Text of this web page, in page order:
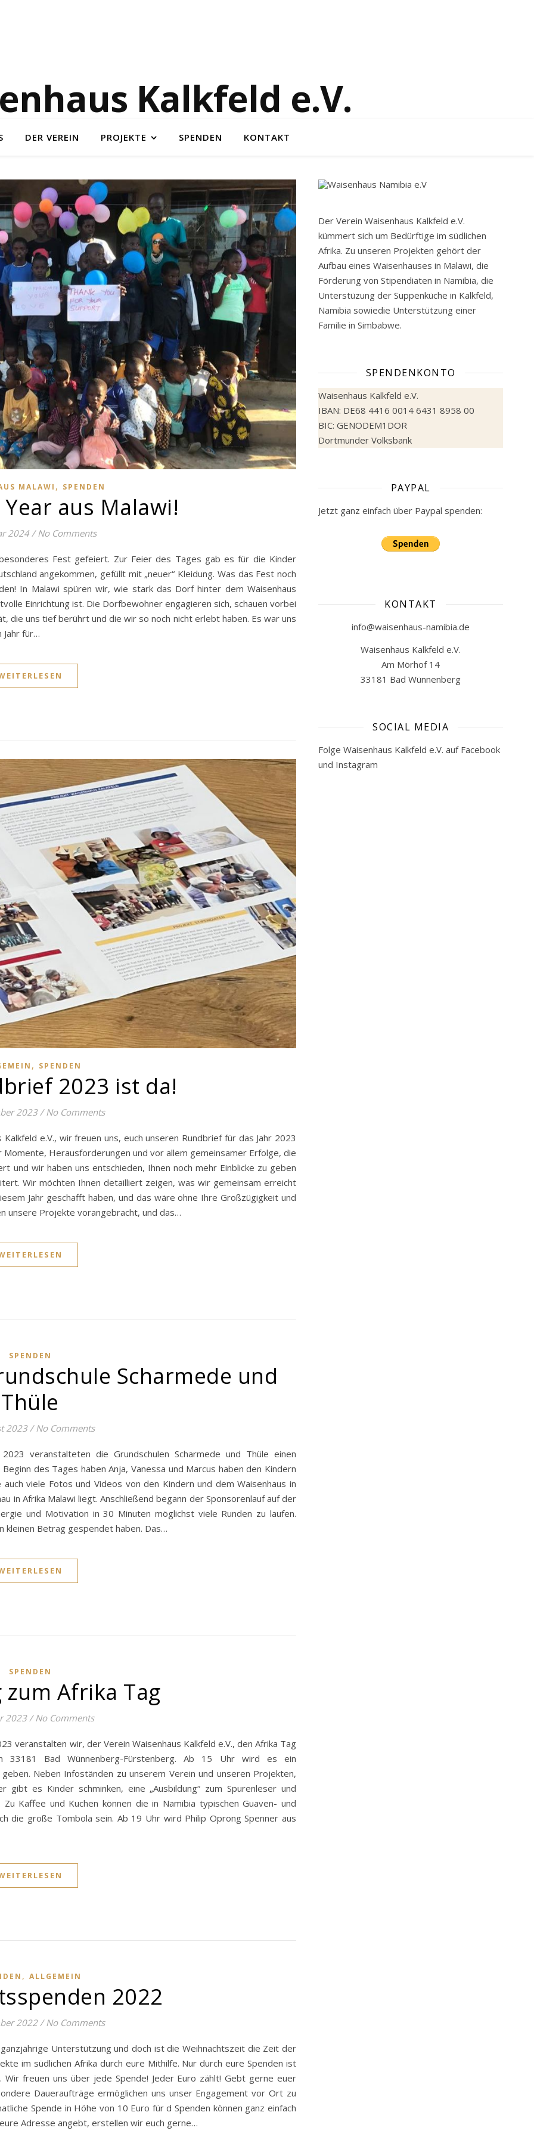
Kalkfeld e.V.
DER VEREIN PROJEKTE SPENDEN KONTAKT
MALAWI , SPENDEN
aus Malawi!
2024 / No Comments
Fest gefeiert. Zur Feier des Tages gab es für die Kinder
angekommen, gefüllt mit „neuer“ Kleidung. Was das Fest noch
In Malawi spüren wir, wie stark das Dorf hinter dem Waisenhaus
Einrichtung ist. Die Dorfbewohner engagieren sich, schauen vorbei
die uns tief berührt und die wir so noch nicht erlebt haben. Es war uns
Jahr für…
, SPENDEN
2023 ist da!
2023 / No Comments
e.V., wir freuen uns, euch unseren Rundbrief für das Jahr 2023
Herausforderungen und vor allem gemeinsamer Erfolge, die
und wir haben uns entschieden, Ihnen noch mehr Einblicke zu geben
Wir möchten Ihnen detailliert zeigen, was wir gemeinsam erreicht
Jahr geschafft haben, und das wäre ohne Ihre Großzügigkeit und
unsere Projekte vorangebracht, und das…
SPENDEN
Scharmede und
Thüle
2023 / No Comments
veranstalteten die Grundschulen Scharmede und Thüle einen
des Tages haben Anja, Vanessa und Marcus haben den Kindern
viele Fotos und Videos von den Kindern und dem Waisenhaus in
in Afrika Malawi liegt. Anschließend begann der Sponsorenlauf auf der
und Motivation in 30 Minuten möglichst viele Runden zu laufen.
kleinen Betrag gespendet haben. Das…
SPENDEN
Afrika Tag
2023 / No Comments
veranstalten wir, der Verein Waisenhaus Kalkfeld e.V., den Afrika Tag
33181 Bad Wünnenberg-Fürstenberg. Ab 15 Uhr wird es ein
Neben Infoständen zu unserem Verein und unseren Projekten,
es Kinder schminken, eine „Ausbildung“ zum Spurenleser und
Kaffee und Kuchen können die in Namibia typischen Guaven- und
die große Tombola sein. Ab 19 Uhr wird Philip Oprong Spenner aus
, ALLGEMEIN
2022
2022 / No Comments
Unterstützung und doch ist die Weihnachtszeit die Zeit der
im südlichen Afrika durch eure Mithilfe. Nur durch eure Spenden ist
Wir freuen uns über jede Spende! Jeder Euro zählt! Gebt gerne euer
Daueraufträge ermöglichen uns unser Engagement vor Ort zu
Spende in Höhe von 10 Euro für d Spenden können ganz einfach
Adresse angebt, erstellen wir euch gerne…
Der Verein Waisenhaus Kalkfeld e.V.
kümmert sich um Bedürftige im südlichen
Afrika. Zu unseren Projekten gehört der
Aufbau eines Waisenhauses in Malawi, die
Förderung von Stipendiaten in Namibia, die
Unterstüzung der Suppenküche in Kalkfeld,
Namibia sowiedie Unterstützung einer
Familie in Simbabwe.
SPENDENKONTO
Waisenhaus Kalkfeld e.V.
IBAN: DE68 4416 0014 6431 8958 00
BIC: GENODEM1DOR
Dortmunder Volksbank
PAYPAL
Jetzt ganz einfach über Paypal spenden:
KONTAKT
info@waisenhaus-namibia.de
Waisenhaus Kalkfeld e.V.
Am Mörhof 14
33181 Bad Wünnenberg
SOCIAL MEDIA
Folge Waisenhaus Kalkfeld e.V. auf Facebook
und Instagram